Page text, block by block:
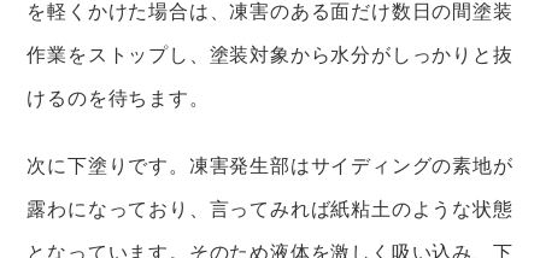
を軽くかけた場合は、凍害のある面だけ数日の間塗装
作業をストップし、塗装対象から水分がしっかりと抜
けるのを待ちます。
次に下塗りです。凍害発生部はサイディングの素地が
露わになっており、言ってみれば紙粘土のような状態
となっています。そのため液体を激しく吸い込み、下